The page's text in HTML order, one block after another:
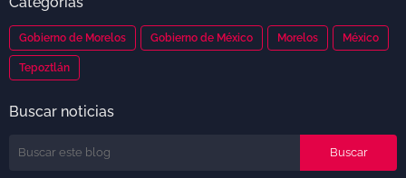
Gobierno de Morelos Gobierno de México Morelos México
Tepoztlán
Buscar noticias